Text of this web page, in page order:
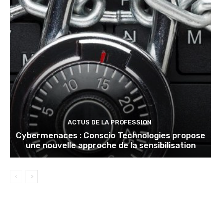
ACTUS DE LA PROFESSION
Cybermenaces : Conscio Technologies propose
une nouvelle approche de la sensibilisation